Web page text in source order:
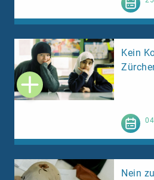
Kein
Nein